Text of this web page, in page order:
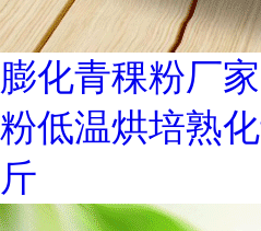
膨化青稞粉厂
粉低温烘培熟
斤